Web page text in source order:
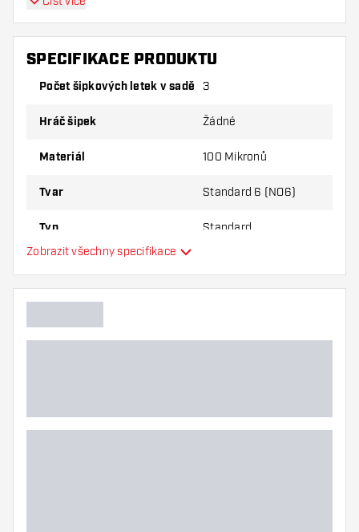
Ujistěte se, že máte po ruce dostatek letky a
násadky. Ty se mohou používáním poškodit
Vyzkoušejte jiný tvar, materiál nebo tloušťku
vyhovuje nejlépe!
SPECIFIKACE PRODUKTU
Počet šipkových letek v sadě 3
Hráč šipek Žádné
Materiál 100 Mikronů
Tvar Standard 6 (NO6)
Typ Standard
Hlavní barva
Zobrazit všechny specifikace